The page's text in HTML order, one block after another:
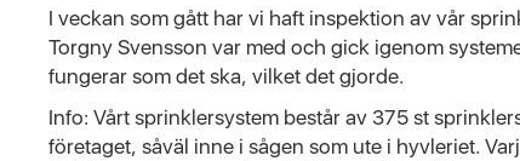
I veckan som gått har vi haft inspektion av vår
Torgny Svensson var med och gick igenom
fungerar som det ska, vilket det gjorde.
Info: Vårt sprinklersystem består av 375 st
företaget, såväl inne i sågen som ute i hyvleriet.